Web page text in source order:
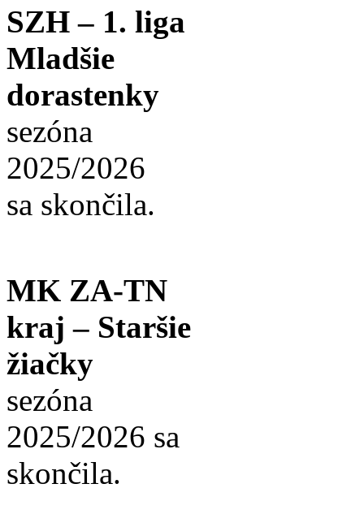
SZH – 1. liga
Mladšie
dorastenky
sezóna
2025/2026
sa skončila.
MK ZA-TN
kraj – Staršie
žiačky
sezóna
2025/2026 sa
skončila.